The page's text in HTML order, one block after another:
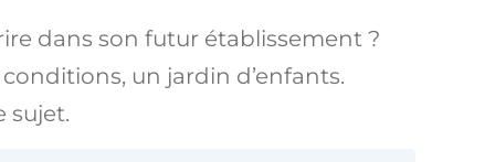
dans son futur établissement ?
un jardin d’enfants.
sujet.